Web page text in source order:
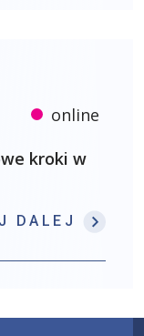
online
kroki w
DALEJ :